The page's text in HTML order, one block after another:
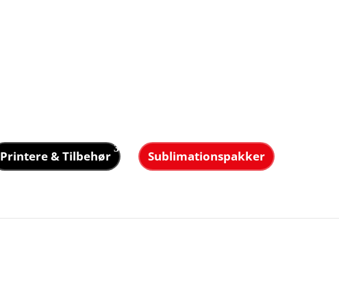
Printere & Tilbehør
Sublimationspakker